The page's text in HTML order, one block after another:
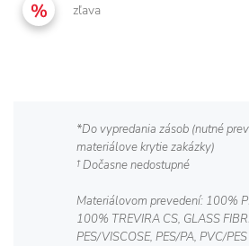
zľava
*Do vypredania zásob (nutné
materiálove krytie zakázky)
† Dočasne nedostupné
Materiálovom prevedení: 100%
100% TREVIRA CS, GLASS
PES/VISCOSE, PES/PA, PVC/PES